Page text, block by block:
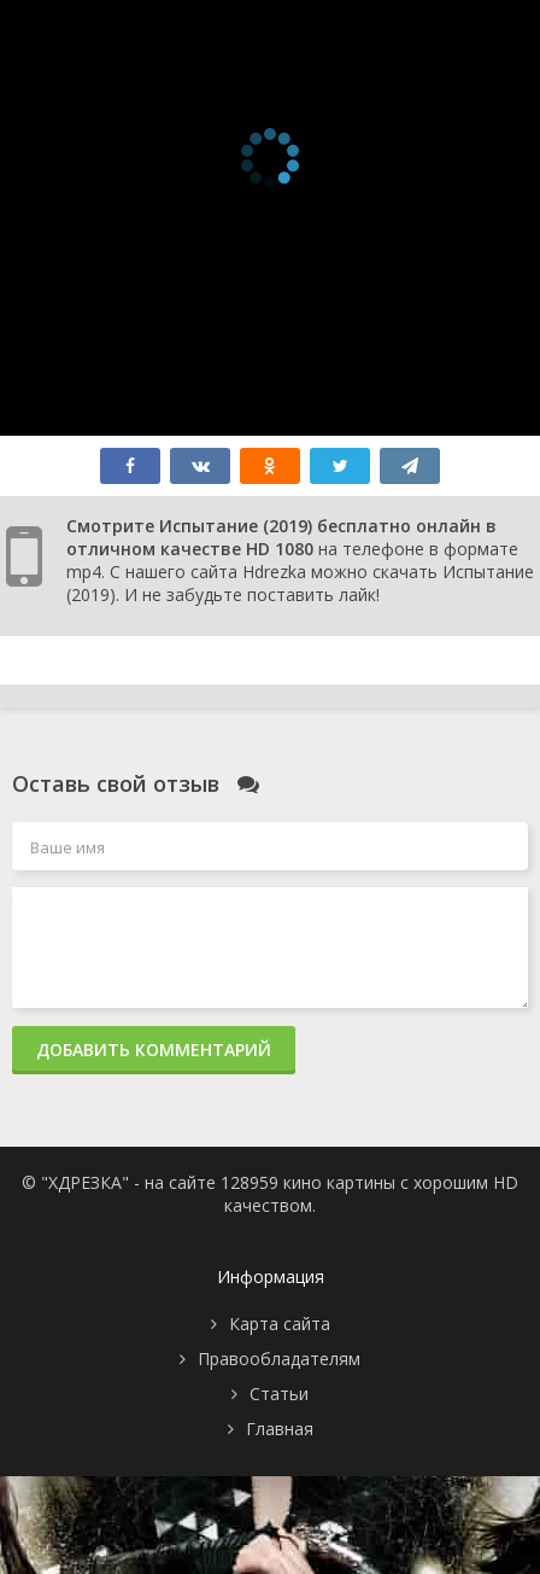
Смотрите Испытание (2019) бесплатно онлайн в
отличном качестве HD 1080 на телефоне в формате
mp4. С нашего сайта Hdrezka можно скачать Испытание
(2019). И не забудьте поставить лайк!
Оставь свой отзыв
ДОБАВИТЬ КОММЕНТАРИЙ
© "ХДРЕЗКА" - на сайте 128959 кино картины с хорошим HD
качеством.
Информация
Карта сайта
Правообладателям
Статьи
Главная